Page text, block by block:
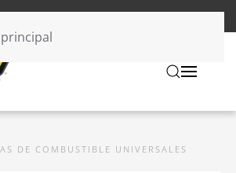
DE COMBUSTIBLE UNIVERSALES